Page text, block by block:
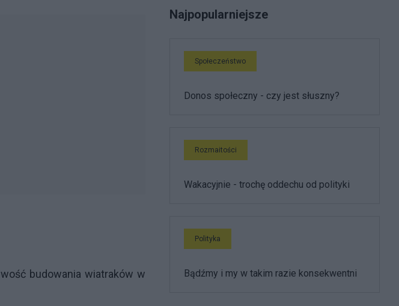
budowania wiatraków w
Najpopularniejsze
Społeczeństwo
Donos społeczny - czy jest słuszny?
Rozmaitości
Wakacyjnie - trochę oddechu od polityki
Polityka
Bądźmy i my w takim razie konsekwentni